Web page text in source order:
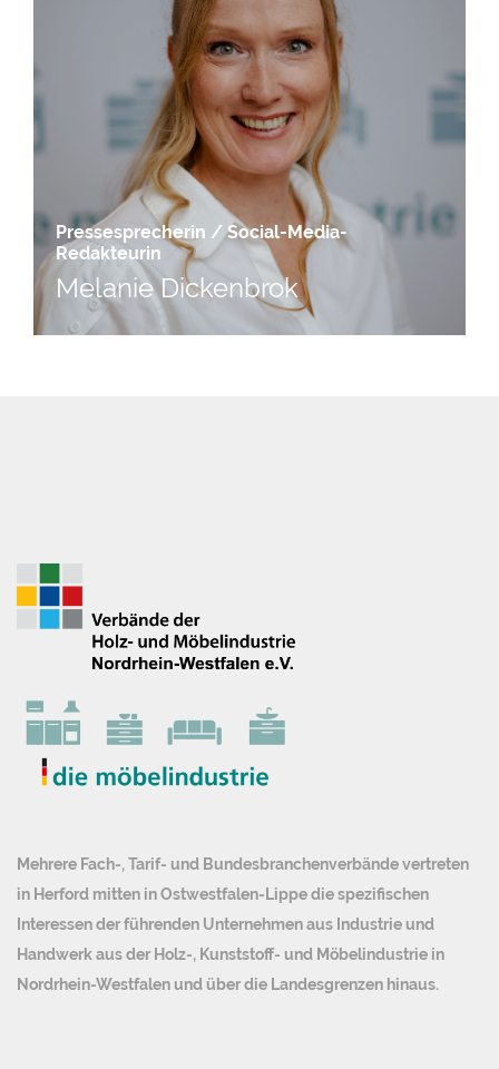
Pressesprecherin / Social-Media-
Redakteurin
Melanie Dickenbrok
Mehrere Fach-, Tarif- und Bundesbranchenverbände vertreten
in Herford mitten in Ostwestfalen-Lippe die spezifischen
Interessen der führenden Unternehmen aus Industrie und
Handwerk aus der Holz-, Kunststoff- und Möbelindustrie in
Nordrhein-Westfalen und über die Landesgrenzen hinaus.